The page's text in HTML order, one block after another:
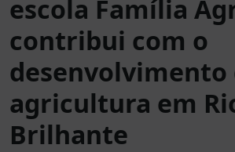
escola Família
contribui com o
desenvolvimento
agricultura em
Brilhante